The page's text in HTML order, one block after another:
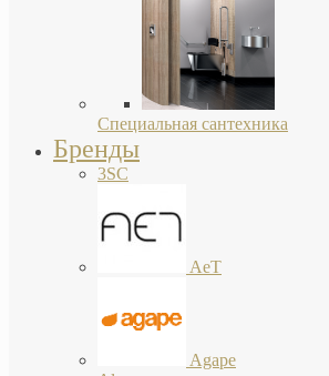
Специальная сантехника
Бренды
3SC
AeT
Agape